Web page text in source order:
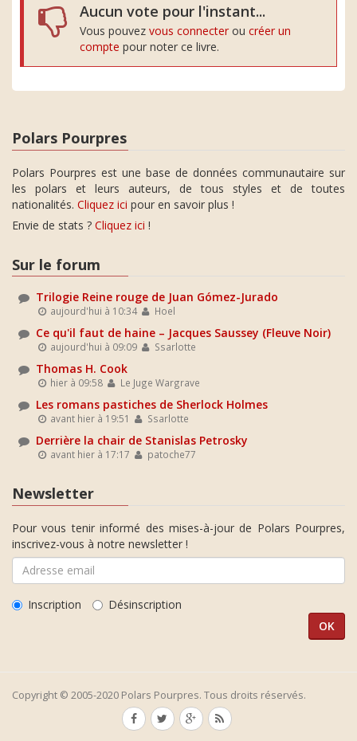
Aucun vote pour l'instant...
Vous pouvez vous connecter ou créer un
compte pour noter ce livre.
Polars Pourpres
Polars Pourpres est une base de données communautaire sur
les polars et leurs auteurs, de tous styles et de toutes
nationalités. Cliquez ici pour en savoir plus !
Envie de stats ? Cliquez ici !
Sur le forum
Trilogie Reine rouge de Juan Gómez-Jurado
aujourd'hui à 10:34 Hoel
Ce qu'il faut de haine – Jacques Saussey (Fleuve Noir)
aujourd'hui à 09:09 Ssarlotte
Thomas H. Cook
hier à 09:58 Le Juge Wargrave
Les romans pastiches de Sherlock Holmes
avant hier à 19:51 Ssarlotte
Derrière la chair de Stanislas Petrosky
avant hier à 17:17 patoche77
Newsletter
Pour vous tenir informé des mises-à-jour de Polars Pourpres,
inscrivez-vous à notre newsletter !
Inscription Désinscription
Copyright © 2005-2020 Polars Pourpres. Tous droits réservés.